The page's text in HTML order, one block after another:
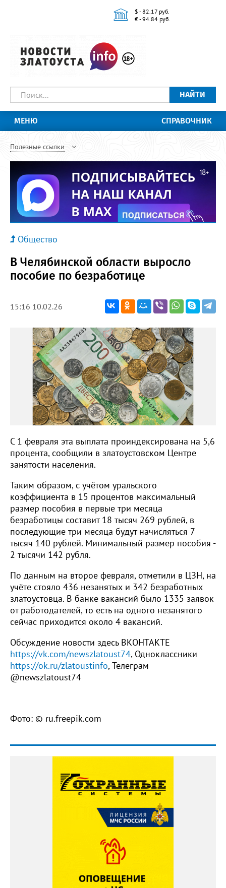
$ - 82.17 руб.
€ - 94.84 руб.
НАЙТИ
МЕНЮ СПРАВОЧНИК
Полезные ссылки
Общество
В Челябинской области выросло
пособие по безработице
15:16 10.02.26
С 1 февраля эта выплата проиндексирована на 5,6
процента, сообщили в златоустовском Центре
занятости населения.
Таким образом, с учётом уральского
коэффициента в 15 процентов максимальный
размер пособия в первые три месяца
безработицы составит 18 тысяч 269 рублей, в
последующие три месяца будут начисляться 7
тысяч 140 рублей. Минимальный размер пособия -
2 тысячи 142 рубля.
По данным на второе февраля, отметили в ЦЗН, на
учёте стояло 436 незанятых и 342 безработных
златоустовца. В банке вакансий было 1335 заявок
от работодателей, то есть на одного незанятого
сейчас приходится около 4 вакансий.
Обсуждение новости здесь ВКОНТАКТЕ
https://vk.com/newszlatoust74, Одноклассники
https://ok.ru/zlatoustinfo, Телеграм
@newszlatoust74
Фото: © ru.freepik.com